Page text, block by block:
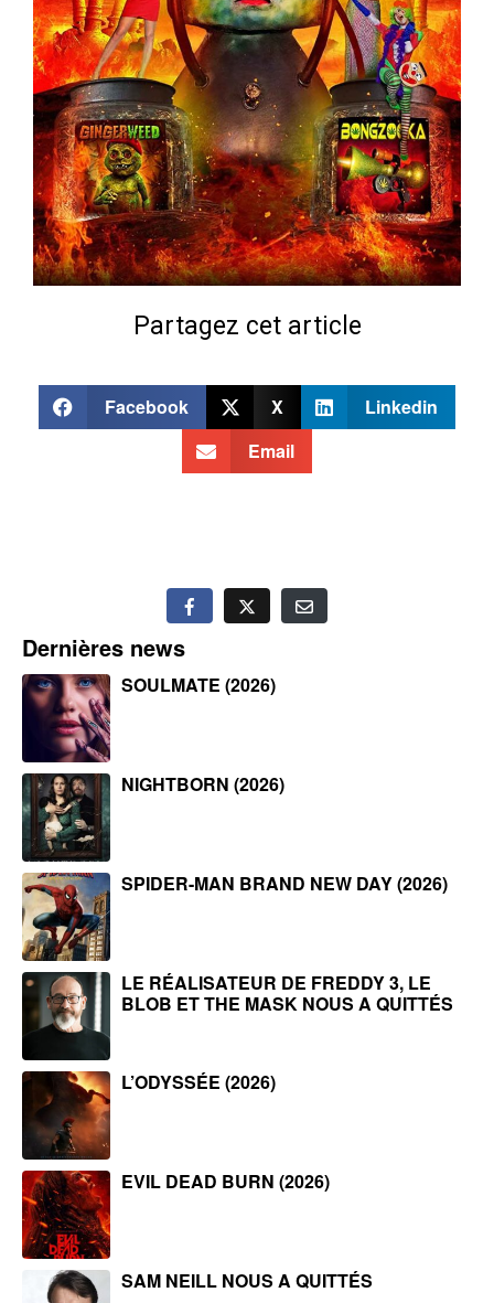
Partagez cet article
Facebook X
Linkedin
Email
Dernières news
SOULMATE (2026)
NIGHTBORN (2026)
SPIDER-MAN BRAND NEW DAY (2026)
LE RÉALISATEUR DE FREDDY 3, LE
BLOB ET THE MASK NOUS A QUITTÉS
L’ODYSSÉE (2026)
EVIL DEAD BURN (2026)
SAM NEILL NOUS A QUITTÉS